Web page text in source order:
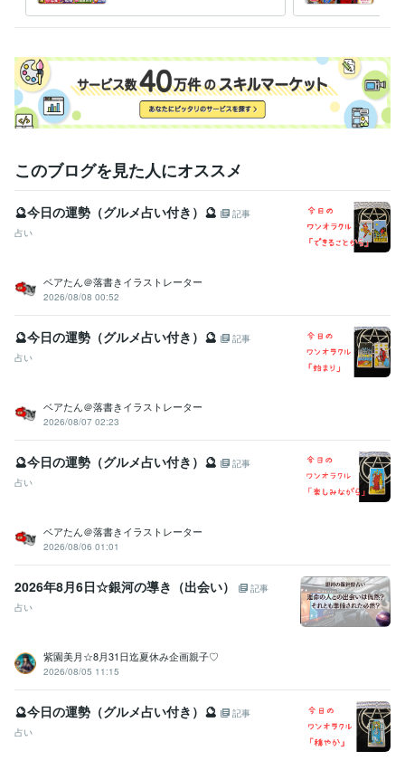
経験職種
営業 / 海外営業 経験年数 : 3年
管理 / 総務 経験年数 : 5年
ライフスタイル・その他 / 占い師 経験年数 : 35年
ライフスタイル・その他 / その他 経験年数 : 26年
資格・検定
秘書検定２級 取得年 : 1996年
ビジネス代行・事務代行 タイ語通訳、案内（タイ国内とラオス）
ビジネス、タイ、ラオ
願。
ます
このブログを見た人にオススメ
🔮今日の運勢（グルメ占い付き）🔮
記事
占い
ベアたん＠落書きイラストレーター
2026/08/08 00:52
🔮今日の運勢（グルメ占い付き）🔮
記事
占い
ベアたん＠落書きイラストレーター
2026/08/07 02:23
🔮今日の運勢（グルメ占い付き）🔮
記事
占い
ベアたん＠落書きイラストレーター
2026/08/06 01:01
2026年8月6日☆銀河の導き（出会い）
記事
占い
紫園美月☆8月31日迄夏休み企画親子♡
2026/08/05 11:15
🔮今日の運勢（グルメ占い付き）🔮
記事
占い